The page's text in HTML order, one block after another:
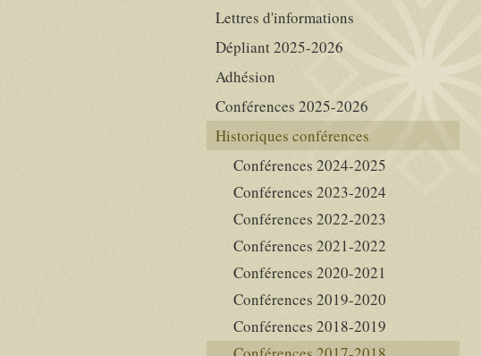
Lettres d'informations
Dépliant 2025-2026
Adhésion
Conférences 2025-2026
Historiques conférences
Conférences 2024-2025
Conférences 2023-2024
Conférences 2022-2023
Conférences 2021-2022
Conférences 2020-2021
Conférences 2019-2020
Conférences 2018-2019